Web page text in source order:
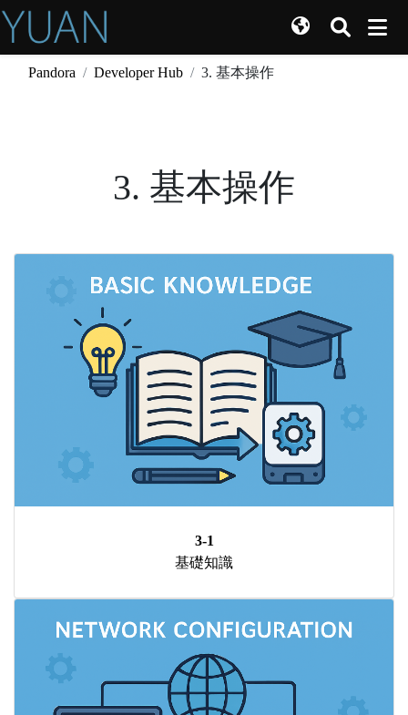
Pandora Developer Hub 3. 基本操作
3. 基本操作
3-1
基礎知識